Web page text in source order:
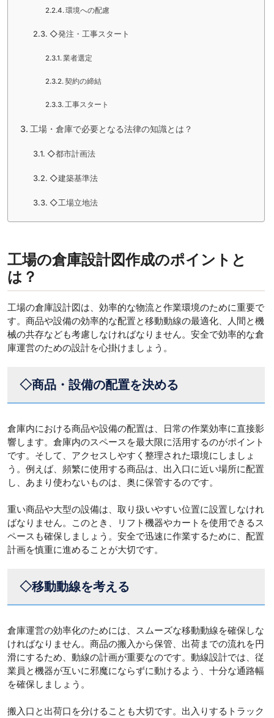
環境への配慮
◇発注・工事スタート
業者選定
契約の締結
工事スタート
工場・倉庫で必要となる法律の知識とは？
◇都市計画法
◇建築基準法
◇工場立地法
工場の倉庫設計図作成のポイントと
は？
工場の倉庫設計図は、効率的な物流と作業環境のために重要で
す。商品や設備の効率的な配置と移動動線の最適化、人間と機
械の共存なども考慮しなければなりません。安全で効率的な倉
庫運営のための設計を心掛けましょう。
◇商品・設備の配置を決める
倉庫内における商品や設備の配置は、日常の作業効率に直接影
響します。倉庫内のスペースを最大限に活用するのがポイント
です。そして、アクセスしやすく整理された環境にしましょ
う。例えば、頻繁に使用する商品は、出入口に近い場所に配置
し、あまり使わないものは、奥に保管するのです。
重い商品や大型の設備は、取り扱いやすい位置に設置しなけれ
ばなりません。このとき、リフト機器やカートを使用できるス
ペースも確保しましょう。安全で迅速に作業するために、配置
計画を慎重に進めることが大切です。
◇移動動線を考える
倉庫運営の効率化のためには、スムーズな移動動線を確保しな
ければなりません。商品の搬入から保管、出荷までの流れを円
滑にするため、動線の計画が重要なのです。動線設計では、従
業員と機器が互いに邪魔にならずに動けるよう、十分な通路幅
を確保しましょう。
搬入口と出荷口を分けることも大切です。出入りするトラック